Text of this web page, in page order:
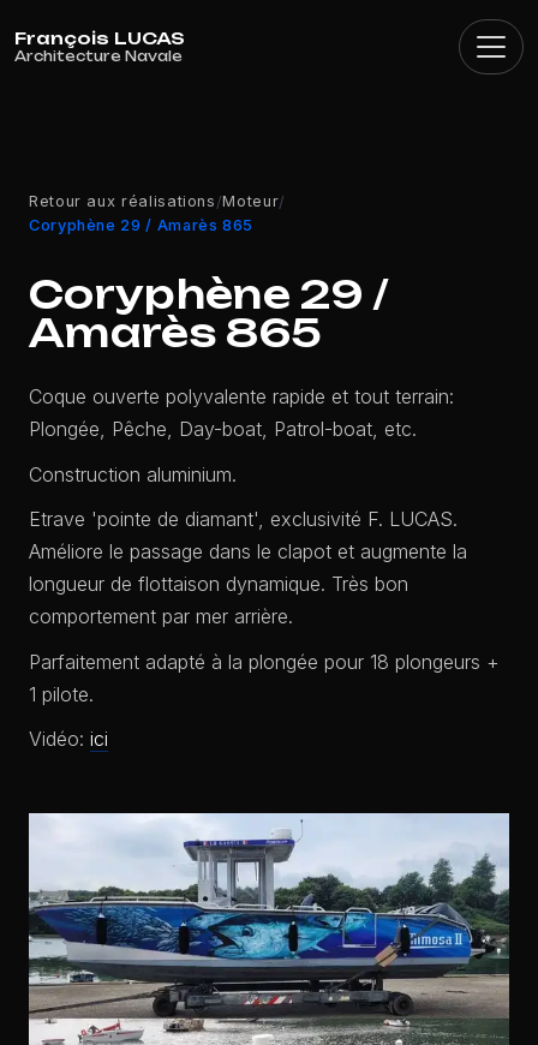
Retour aux réalisations /Moteur/
Coryphène 29 / Amarès 865
Coryphène 29 /
Amarès 865
Coque ouverte polyvalente rapide et tout terrain:
Plongée, Pêche, Day-boat, Patrol-boat, etc.
Construction aluminium.
Etrave 'pointe de diamant', exclusivité F. LUCAS.
Améliore le passage dans le clapot et augmente la
longueur de flottaison dynamique. Très bon
comportement par mer arrière.
Parfaitement adapté à la plongée pour 18 plongeurs +
1 pilote.
Vidéo: ici